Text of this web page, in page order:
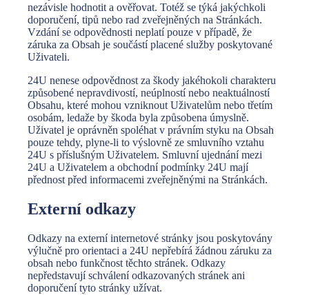
nezávisle hodnotit a ověřovat. Totéž se týká jakýchkoli
doporučení, tipů nebo rad zveřejněných na Stránkách.
Vzdání se odpovědnosti neplatí pouze v případě, že
záruka za Obsah je součástí placené služby poskytované
Uživateli.
24U nenese odpovědnost za škody jakéhokoli charakteru
způsobené nepravdivostí, neúplností nebo neaktuálností
Obsahu, které mohou vzniknout Uživatelům nebo třetím
osobám, ledaže by škoda byla způsobena úmyslně.
Uživatel je oprávněn spoléhat v právním styku na Obsah
pouze tehdy, plyne-li to výslovně ze smluvního vztahu
24U s příslušným Uživatelem. Smluvní ujednání mezi
24U a Uživatelem a obchodní podmínky 24U mají
přednost před informacemi zveřejněnými na Stránkách.
Externí odkazy
Odkazy na externí internetové stránky jsou poskytovány
výlučně pro orientaci a 24U nepřebírá žádnou záruku za
obsah nebo funkčnost těchto stránek. Odkazy
nepředstavují schválení odkazovaných stránek ani
doporučení tyto stránky užívat.